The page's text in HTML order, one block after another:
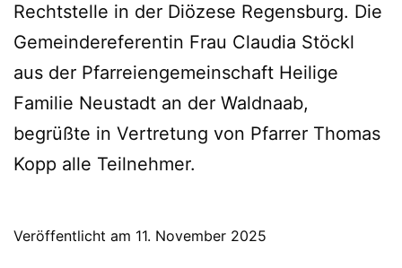
Rechtstelle in der Diözese Regensburg. Die
Gemeindereferentin Frau Claudia Stöckl
aus der Pfarreiengemeinschaft Heilige
Familie Neustadt an der Waldnaab,
begrüßte in Vertretung von Pfarrer Thomas
Kopp alle Teilnehmer.
Veröffentlicht am 11. November 2025